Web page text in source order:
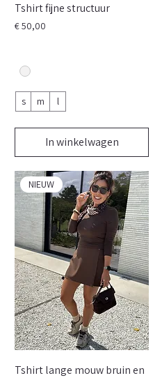
Tshirt fijne structuur
Prijs
€ 50,00
s m l
In winkelwagen
NIEUW
Tshirt lange mouw bruin en